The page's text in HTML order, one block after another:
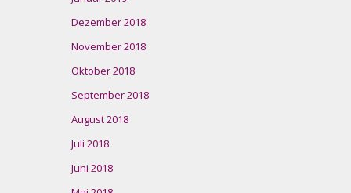
Dezember 2018
November 2018
Oktober 2018
September 2018
August 2018
Juli 2018
Juni 2018